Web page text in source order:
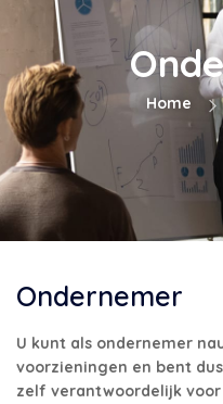
Home
Ondernemer
U kunt als ondernemer
voorzieningen en bent
zelf verantwoordelijk